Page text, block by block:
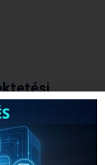
jóval